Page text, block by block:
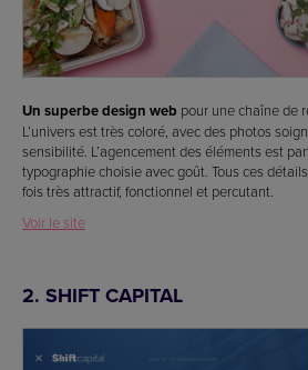
Un superbe design web pour une chaîne de
L’univers est très coloré, avec des photos
sensibilité. L’agencement des éléments est
typographie choisie avec goût. Tous ces
fois très attractif, fonctionnel et percutant.
Voir le site
2. SHIFT CAPITAL